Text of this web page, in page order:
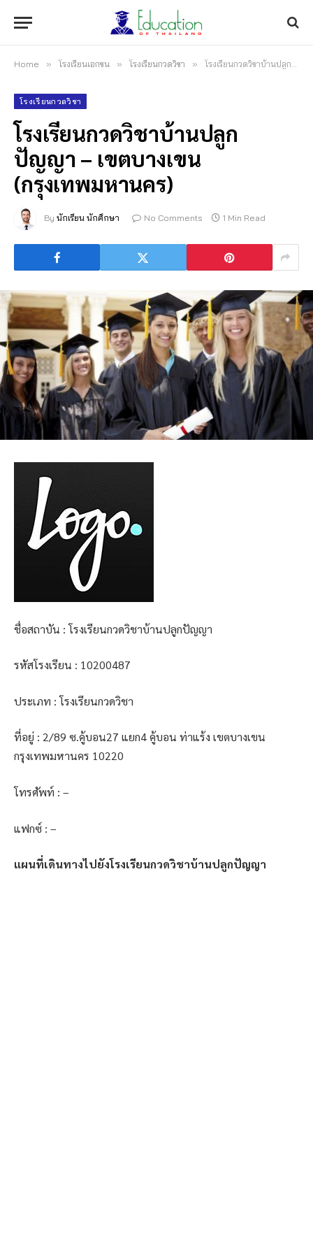
Home » โรงเรียนเอกชน » โรงเรียนกวดวิชา » โรงเรียนกวดวิชาบ้านปลูกปัญญา – เขตบางเขน (กรุงเทพมหานคร)
โรงเรียนกวดวิชา
โรงเรียนกวดวิชาบ้านปลูก
ปัญญา – เขตบางเขน
(กรุงเทพมหานคร)
By นักเรียน นักศึกษา No Comments 1 Min Read
ชื่อสถาบัน : โรงเรียนกวดวิชาบ้านปลูกปัญญา
รหัสโรงเรียน : 10200487
ประเภท : โรงเรียนกวดวิชา
ที่อยู่ : 2/89 ซ.คู้บอน27 แยก4 คู้บอน ท่าแร้ง เขตบางเขน
กรุงเทพมหานคร 10220
โทรศัพท์ : –
แฟกซ์ : –
แผนที่เดินทางไปยังโรงเรียนกวดวิชาบ้านปลูกปัญญา